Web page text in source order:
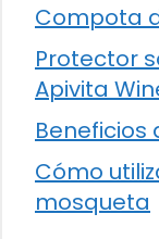
Compota
Protector
Apivita
Beneficios
Cómo
mosqueta